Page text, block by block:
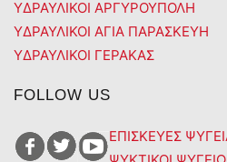
ΥΔΡΑΥΛΙΚΟΙ ΑΡΓΥΡΟΥΠΟΛΗ
ΥΔΡΑΥΛΙΚΟΙ ΑΓΙΑ ΠΑΡΑΣΚΕΥΗ
ΥΔΡΑΥΛΙΚΟΙ ΓΕΡΑΚΑΣ
FOLLOW US
ΕΠΙΣΚΕΥΕΣ